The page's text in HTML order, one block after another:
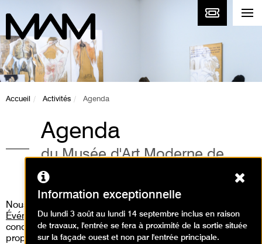
Accueil Activités Agenda
Agenda
du Musée d'Art Moderne de
Paris
Nous vous invitons aussi à consulter
Événements» où vous pourrez découvrir les performances,
concert live, workshop, médiation guidée que nous
proposons.
Information exceptionnelle
Du lundi 3 août au lundi 14 septembre inclus en raison
de travaux, l'entrée se fera à proximité de la sortie située
sur la façade ouest et non par l'entrée principale.